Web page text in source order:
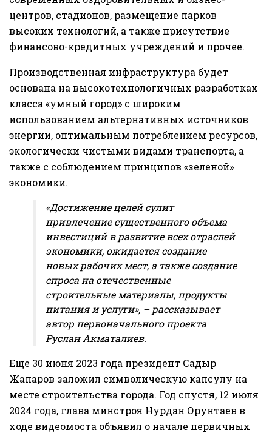
центров, стадионов, размещение парков
высоких технологий, а также присутствие
финансово-кредитных учреждений и прочее.
Производственная инфраструктура будет
основана на высокотехнологичных разработках
класса «умный город» с широким
использованием альтернативных источников
энергии, оптимальным потреблением ресурсов,
экологически чистыми видами транспорта, а
также с соблюдением принципов «зеленой»
экономики.
«Достижение целей сулит
привлечение существенного объема
инвестиций в развитие всех отраслей
экономики, ожидается создание
новых рабочих мест, а также создание
спроса на отечественные
строительные материалы, продукты
питания и услуги», – рассказывает
автор первоначального проекта
Руслан Акматалиев.
Еще 30 июня 2023 года президент Садыр
Жапаров заложил символическую капсулу на
месте строительства города. Год спустя, 12 июля
2024 года, глава минстроя Нурдан Орунтаев в
ходе видеомоста объявил о начале первичных